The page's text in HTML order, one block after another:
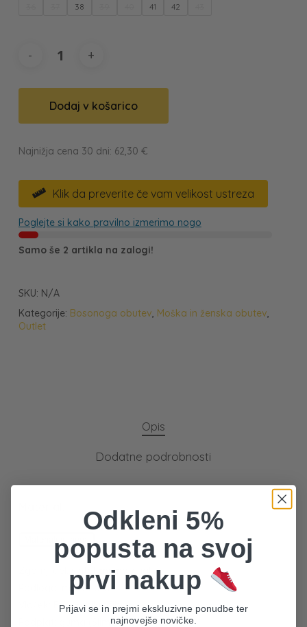
V košarici ni izdelkov.
38 41 42
Dodaj v košarico
Najnižja cena 30 dni: 62,30 €
 Klik da preverite če vam velikost ustreza
Poglejte si kako pravilno izmerimo nogo
Samo še 2 artikla na zalogi!
SKU: N/A
Kategorije: Bosonoga obutev, Moška in ženska obutev,
Outlet
Opis
Dodatne podrobnosti
Zgornji del: sintetični material
Podloga: mikrofibra
Vložek: EVA + mikrofibra
Podplat: guma (SlimComfort Neo)
Odkleni 5%
popusta na svoj
prvi nakup
Prijavi se in prejmi ekskluzivne ponudbe ter
najnovejše novičke.